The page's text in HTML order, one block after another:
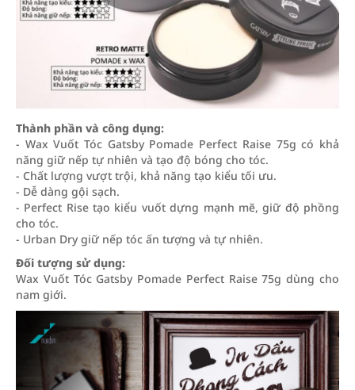
Thành phần và công dụng:
- Wax Vuốt Tóc Gatsby Pomade Perfect Raise 75g có khả
năng giữ nếp tự nhiên và tạo độ bóng cho tóc.
- Chất lượng vượt trội, khả năng tạo kiểu tối ưu.
- Dễ dàng gội sạch.
- Perfect Rise tạo kiểu vuốt dựng mạnh mẽ, giữ độ phồng
cho tóc.
- Urban Dry giữ nếp tóc ấn tượng và tự nhiên.
Đối tượng sử dụng:
Wax Vuốt Tóc Gatsby Pomade Perfect Raise 75g dùng cho
nam giới.